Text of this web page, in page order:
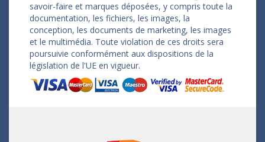
savoir-faire et marques déposées, y compris toute la
documentation, les fichiers, les images, la
conception, les documents de marketing, les images
et le multimédia. Toute violation de ces droits sera
poursuivie conformément aux dispositions de la
législation de l'UE en vigueur.